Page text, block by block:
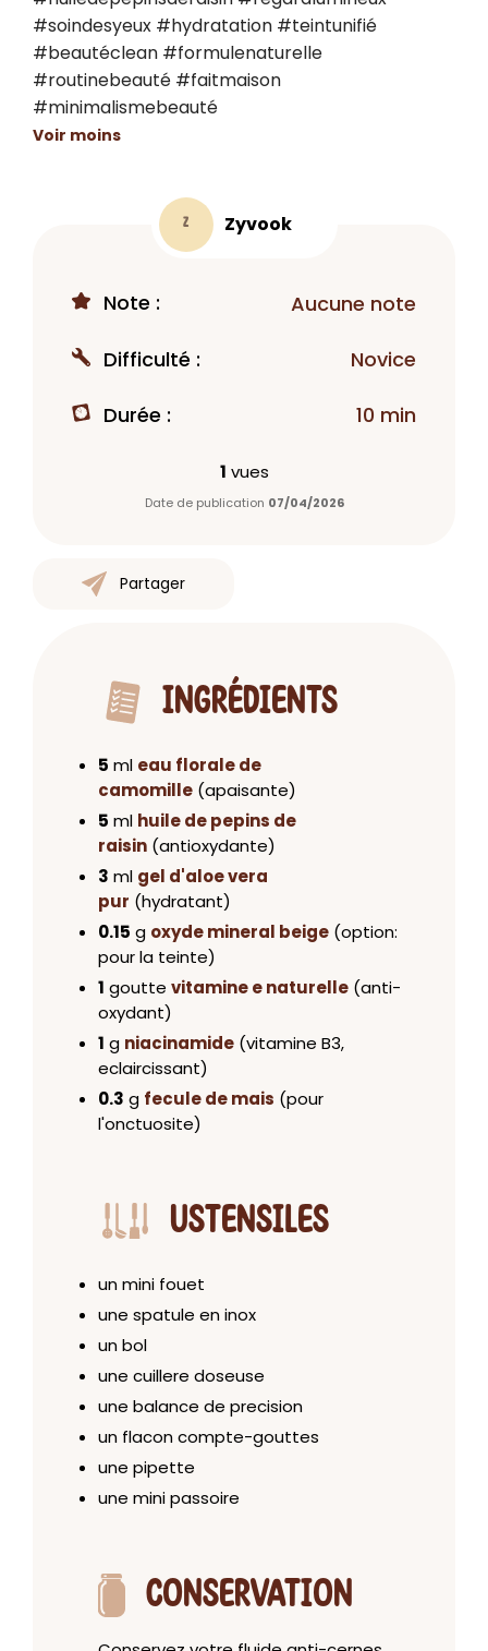
#soindesyeux #hydratation #teintunifié
#beautéclean #formulenaturelle
#routinebeauté #faitmaison
#minimalismebeauté
Voir moins
Z Zyvook
Note : Aucune note
Difficulté : Novice
Durée : 10 min
1 vues
Date de publication 07/04/2026
Partager
INGRÉDIENTS
5 ml eau florale de
camomille (apaisante)
5 ml huile de pepins de
raisin (antioxydante)
3 ml gel d'aloe vera
pur (hydratant)
0.15 g oxyde mineral beige (option:
pour la teinte)
1 goutte vitamine e naturelle (anti-
oxydant)
1 g niacinamide (vitamine B3,
eclaircissant)
0.3 g fecule de mais (pour
l'onctuosite)
USTENSILES
un mini fouet
une spatule en inox
un bol
une cuillere doseuse
une balance de precision
un flacon compte-gouttes
une pipette
une mini passoire
CONSERVATION